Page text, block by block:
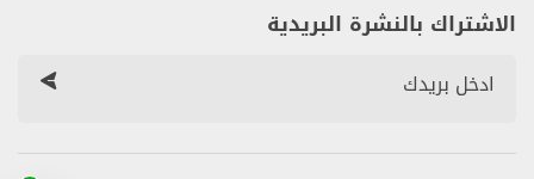
الاشتراك بالنشرة البريدية